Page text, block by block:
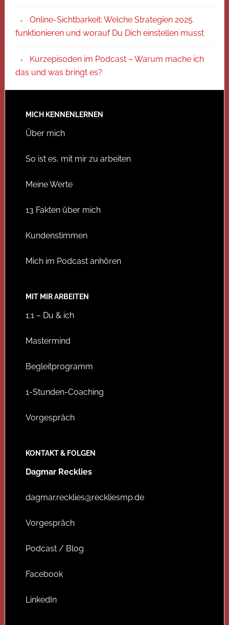
Online-Sichtbarkeit: Welche Strategien 2025
funktionieren und worauf Du Dich einstellen musst
Kurzepisoden im Podcast – Warum mache ich
das und was bringt es?
MICH KENNENLERNEN
Über mich
So ist es, mit mir zu arbeiten
Meine Werte
13 Fakten über mich
Kundenstimmen
Mich im Podcast anhören
MIT MIR ARBEITEN
1:1 – Du & ich
Mastermind
Begleitprogramm
1-Stunden-Coaching
Vorgespräch
KONTAKT & FOLGEN
Dagmar Recklies
dagmar.recklies@reckliesmp.de
Vorgespräch
Podcast / Blog
Facebook
LinkedIn